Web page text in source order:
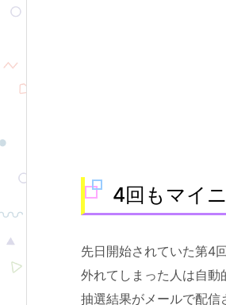
4回もマイ
先日開始されていた第4
外れてしまった人は自動
抽選結果がメールで配信